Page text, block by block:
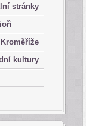
stránky
kultury